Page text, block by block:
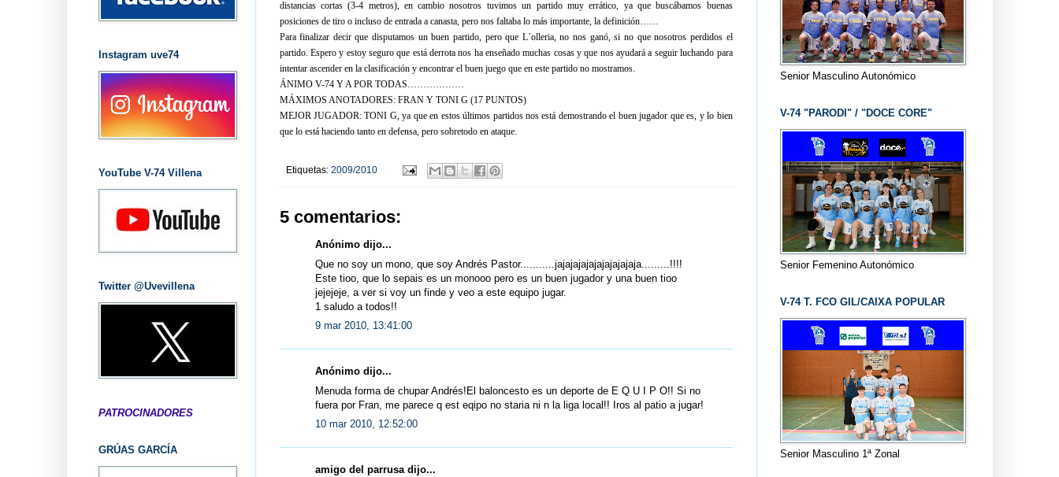
distancias cortas (3-4 metros), en cambio nosotros tuvimos un partido muy errático, ya que buscábamos buenas
posiciones de tiro o incluso de entrada a canasta, pero nos faltaba lo más importante, la definición……
Para finalizar decir que disputamos un buen partido, pero que L´olleria, no nos ganó, si no que nosotros perdidos el
partido. Espero y estoy seguro que está derrota nos ha enseñado muchas cosas y que nos ayudará a seguir luchando para
intentar ascender en la clasificación y encontrar el buen juego que en este partido no mostramos.
ÁNIMO V-74 Y A POR TODAS………………
MÁXIMOS ANOTADORES: FRAN Y TONI G (17 PUNTOS)
MEJOR JUGADOR: TONI G, ya que en estos últimos partidos nos está demostrando el buen jugador que es, y lo bien
que lo está haciendo tanto en defensa, pero sobretodo en ataque.
Etiquetas: 2009/2010
5 comentarios:
Anónimo dijo...
Que no soy un mono, que soy Andrés Pastor...........jajajajajajajajajajaja.........!!!!
Este tioo, que lo sepais es un monooo pero es un buen jugador y una buen tioo
jejejeje, a ver si voy un finde y veo a este equipo jugar.
1 saludo a todos!!
9 mar 2010, 13:41:00
Anónimo dijo...
Menuda forma de chupar Andrés!El baloncesto es un deporte de E Q U I P O!! Si no
fuera por Fran, me parece q est eqipo no staria ni n la liga local!! Iros al patio a jugar!
10 mar 2010, 12:52:00
amigo del parrusa dijo...
Instagram uve74
YouTube V-74 Villena
Twitter @Uvevillena
PATROCINADORES
GRÚAS GARCÍA
Senior Masculino Autonómico
V-74 "PARODI" / "DOCE CORE"
Senior Femenino Autonómico
V-74 T. FCO GIL/CAIXA POPULAR
Senior Masculino 1ª Zonal